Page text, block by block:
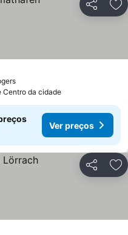
Partilhar
Centro da cidade
Ver preços
Partilhar